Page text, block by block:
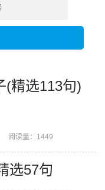
(精选113句)
阅读量：1449
选57句